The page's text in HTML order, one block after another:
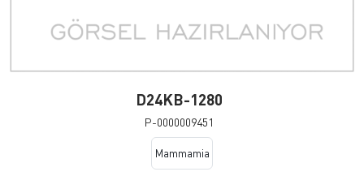
D24KB-1280
P-0000009451
Mammamia